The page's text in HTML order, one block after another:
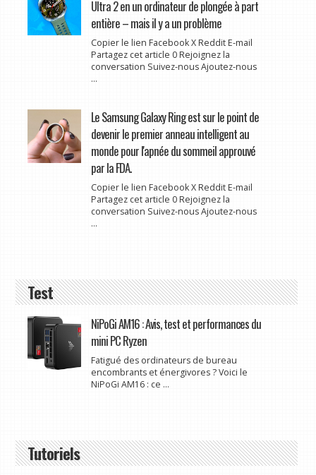
Ultra 2 en un ordinateur de plongée à part
entière – mais il y a un problème
Copier le lien Facebook X Reddit E-mail
Partagez cet article 0 Rejoignez la
conversation Suivez-nous Ajoutez-nous
...
Le Samsung Galaxy Ring est sur le point de
devenir le premier anneau intelligent au
monde pour l'apnée du sommeil approuvé
par la FDA.
Copier le lien Facebook X Reddit E-mail
Partagez cet article 0 Rejoignez la
conversation Suivez-nous Ajoutez-nous
...
Test
NiPoGi AM16 : Avis, test et performances du
mini PC Ryzen
Fatigué des ordinateurs de bureau
encombrants et énergivores ? Voici le
NiPoGi AM16 : ce ...
Tutoriels